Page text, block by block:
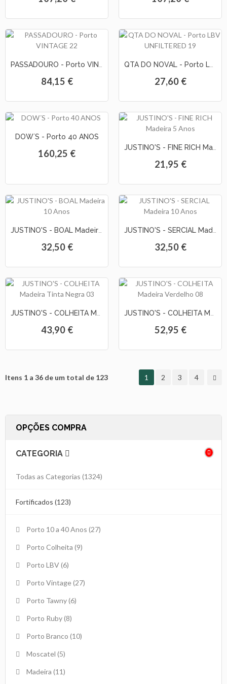
84,15 € 27,60 €
DOW´S - Porto 40 ANOS
160,25 €
21,95 €
32,50 € 32,50 €
43,90 € 52,95 €
Itens 1 a 36 de um total de 123 1 2 3 4
OPÇÕES COMPRA
CATEGORIA
Todas as Categorias (1324)
Fortificados (123)
Porto 10 a 40 Anos (27)
Porto Colheita (9)
Porto LBV(6)
Porto Vintage(27)
Porto Tawny(6)
Porto Ruby(8)
Porto Branco (10)
Moscatel (5)
Madeira (11)